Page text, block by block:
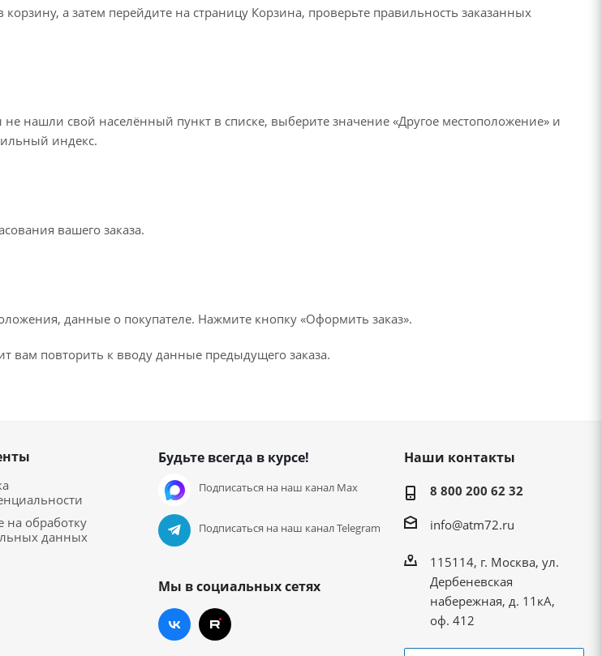
а затем перейдите на страницу Корзина, проверьте правильность заказанных
нашли свой населённый пункт в списке, выберите значение «Другое местоположение» и
индекс.
вашего заказа.
данные о покупателе. Нажмите кнопку «Оформить заказ».
вам повторить к вводу данные предыдущего заказа.
на обработку
данных
Будьте всегда в курсе!
Подписаться на наш канал Max
Подписаться на наш канал Telegram
Мы в социальных сетях
Наши контакты
8 800 200 62 32
info@atm72.ru
115114, г. Москва, ул.
Дербеневская
набережная, д. 11кА,
оф. 412